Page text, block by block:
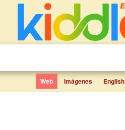
Web Imágenes English